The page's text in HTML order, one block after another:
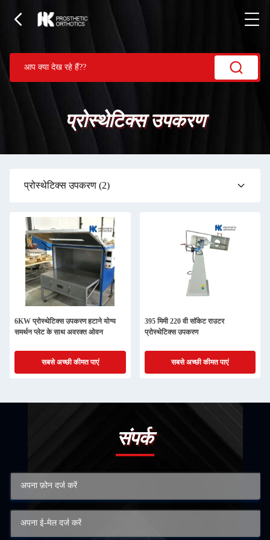
प्रोस्थेटिक्स उपकरण
प्रोस्थेटिक्स उपकरण (2)
6KW प्रोस्थेटिक्स उपकरण हटाने योग्य
समर्थन प्लेट के साथ अवरक्त ओवन
सबसे अच्छी कीमत पाएं
395 मिमी 220 वी सॉकेट राउटर
प्रोस्थेटिक्स उपकरण
सबसे अच्छी कीमत पाएं
संपर्क